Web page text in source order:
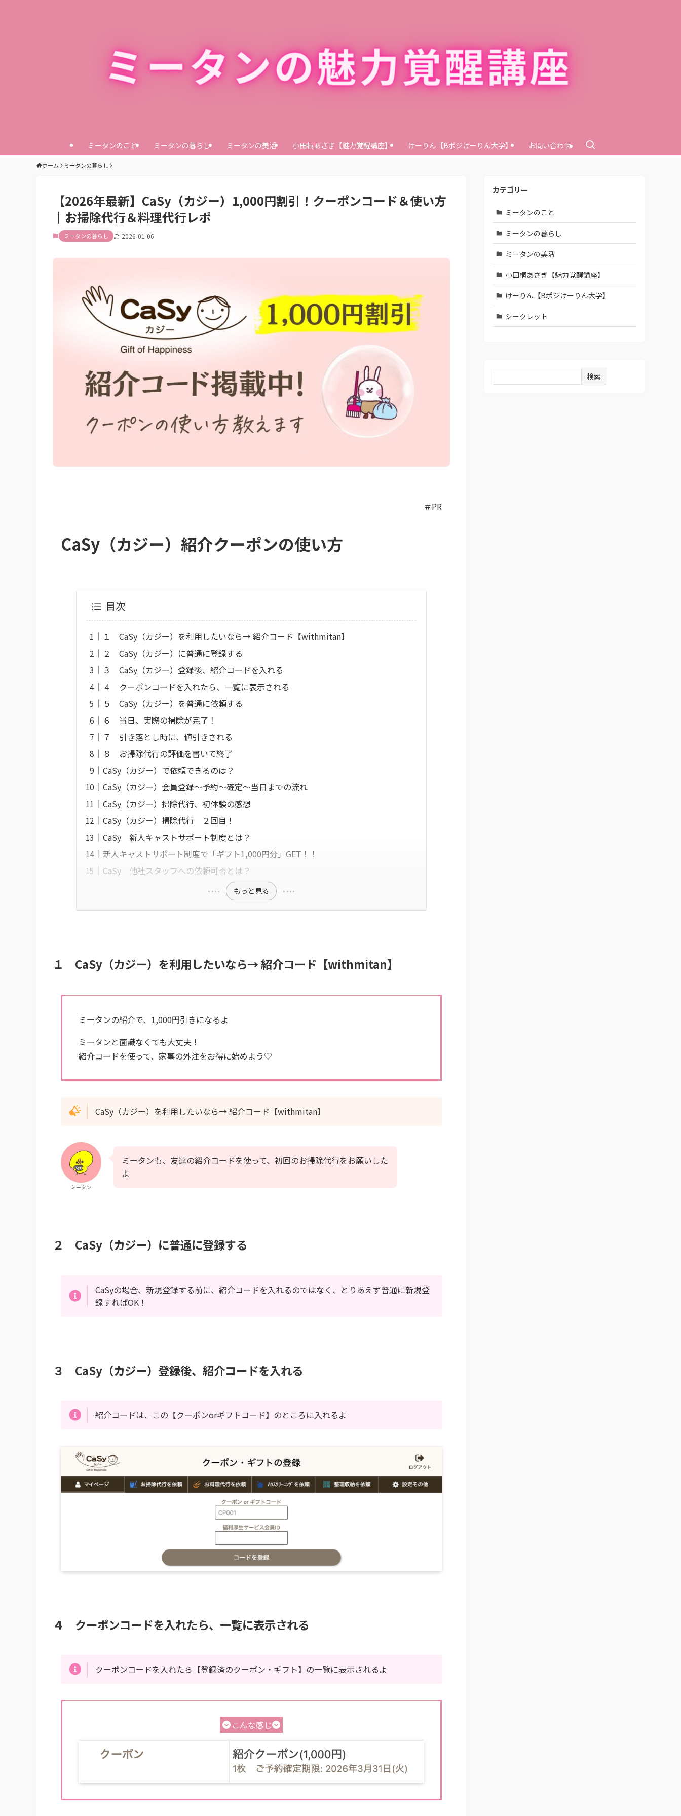
ミータンのこと ミータンの暮らし ミータンの美活 小田桐あさぎ【魅力覚醒講座】 けーりん【Bポジけーりん大学】 お問い合わせ
ホーム ミータンの暮らし
【2026年最新】CaSy（カジー）1,000円割引！クーポンコード＆使い方
｜お掃除代行＆料理代行レポ
ミータンの暮らし 2026-01-06
＃PR
CaSy（カジー）紹介クーポンの使い方
目次
１ CaSy（カジー）を利用したいなら→ 紹介コード【withmitan】
２ CaSy（カジー）に普通に登録する
３ CaSy（カジー）登録後、紹介コードを入れる
４ クーポンコードを入れたら、一覧に表示される
５ CaSy（カジー）を普通に依頼する
６ 当日、実際の掃除が完了！
７ 引き落とし時に、値引きされる
８ お掃除代行の評価を書いて終了
CaSy（カジー）で依頼できるのは？
CaSy（カジー）会員登録〜予約〜確定〜当日までの流れ
CaSy（カジー）掃除代行、初体験の感想
CaSy（カジー）掃除代行 ２回目！
CaSy 新人キャストサポート制度とは？
新人キャストサポート制度で「ギフト1,000円分」GET！！
CaSy 他社スタッフへの依頼可否とは？
もっと見る
１ CaSy（カジー）を利用したいなら→ 紹介コード【withmitan】
ミータンの紹介で、1,000円引きになるよ
ミータンと面識なくても大丈夫！
紹介コードを使って、家事の外注をお得に始めよう♡
CaSy（カジー）を利用したいなら→ 紹介コード【withmitan】
ミータン
ミータンも、友達の紹介コードを使って、初回のお掃除代行をお願いした
よ
２ CaSy（カジー）に普通に登録する
CaSyの場合、新規登録する前に、紹介コードを入れるのではなく、とりあえず普通に新規登
録すればOK！
３ CaSy（カジー）登録後、紹介コードを入れる
紹介コードは、この【クーポンorギフトコード】のところに入れるよ
４ クーポンコードを入れたら、一覧に表示される
クーポンコードを入れたら【登録済のクーポン・ギフト】の一覧に表示されるよ
こんな感じ
カテゴリー
ミータンのこと
ミータンの暮らし
ミータンの美活
小田桐あさぎ【魅力覚醒講座】
けーりん【Bポジけーりん大学】
シークレット
検索